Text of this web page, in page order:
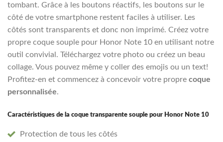
tombant. Grâce à les boutons réactifs, les boutons sur le
côté de votre smartphone restent faciles à utiliser. Les
côtés sont transparents et donc non imprimé. Créez votre
propre coque souple pour Honor Note 10 en utilisant notre
outil convivial. Téléchargez votre photo ou créez un beau
collage. Vous pouvez même y coller des emojis ou un text!
Profitez-en et commencez à concevoir votre propre coque
personnalisée.
Caractéristiques de la coque transparente souple pour Honor Note 10
Protection de tous les côtés